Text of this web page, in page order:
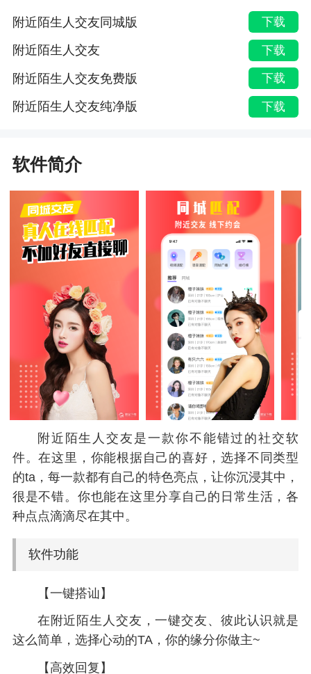
附近陌生人交友同城版 下载
附近陌生人交友 下载
附近陌生人交友免费版 下载
附近陌生人交友纯净版 下载
软件简介
附近陌生人交友是一款你不能错过的社交软
件。在这里，你能根据自己的喜好，选择不同类型
的ta，每一款都有自己的特色亮点，让你沉浸其中，
很是不错。你也能在这里分享自己的日常生活，各
种点点滴滴尽在其中。
软件功能
【一键搭讪】
在附近陌生人交友，一键交友、彼此认识就是
这么简单，选择心动的TA，你的缘分你做主~
【高效回复】